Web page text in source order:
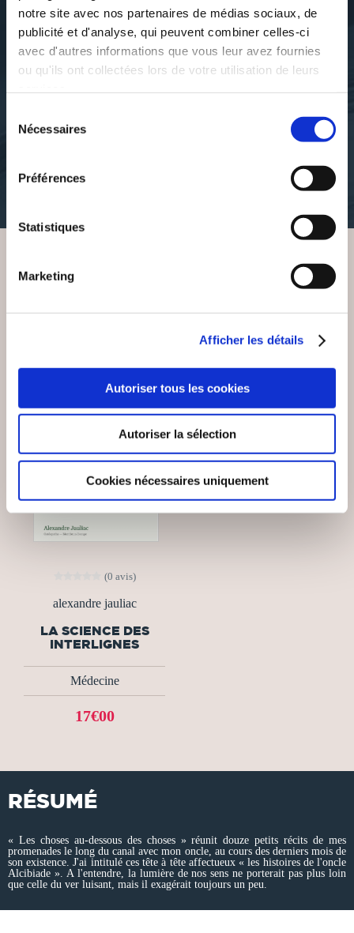
notre site avec nos partenaires de médias sociaux, de
publicité et d'analyse, qui peuvent combiner celles-ci
avec d'autres informations que vous leur avez fournies
ou qu'ils ont collectées lors de votre utilisation de leurs
Nécessaires
Préférences
Statistiques
Marketing
Afficher les détails
Autoriser tous les cookies
Autoriser la sélection
Cookies nécessaires uniquement
S. Lampadari traduction G.
Meunier
VOUS AIMEREZ AUSSI
(0 avis)
alexandre jauliac
LA SCIENCE DES
INTERLIGNES
Médecine
17€00
RÉSUMÉ
« Les choses au-dessous des choses » réunit douze petits récits de mes
promenades le long du canal avec mon oncle, au cours des derniers mois de
son existence. J'ai intitulé ces tête à tête affectueux « les histoires de l'oncle
Alcibiade ». A l'entendre, la lumière de nos sens ne porterait pas plus loin
que celle du ver luisant, mais il exagérait toujours un peu.